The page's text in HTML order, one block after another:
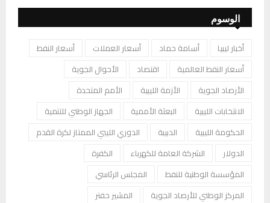
الوسوم
أخبار ليبيا أسامة حماد أسعار العملات
أسعار النفط
أسعار النفط العالمية
اقتصاد
الأحوال الجوية
الأرصاد الجوية
الأزمة الليبية
الأمم المتحدة
الانتخابات الليبية
البعثة الأممية
الجهاز الوطني للتنمية
الحكومة الليبية
الدبيبة
الدوري الليبي الممتاز لكرة القدم
الدولار
الشركة العامة للكهرباء
الكفرة
المؤسسة الوطنية للنفط
المجلس الرئاسي
المركز الوطني للأرصاد الجوية
المشير حفتر